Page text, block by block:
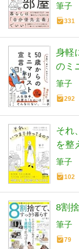
なる
筆子
331
身軽
のミ
筆子
292
それ
を整
庫) (
筆子
102
8割
筆子
79